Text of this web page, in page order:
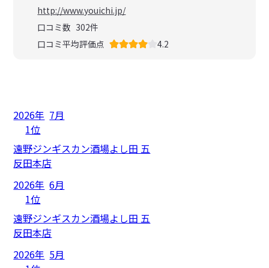
http://www.youichi.jp/
口コミ数 302件
口コミ平均評価点
4.2
2026年 7月
1位
遠野ジンギスカン酒場よし田 五
反田本店
2026年 6月
1位
遠野ジンギスカン酒場よし田 五
反田本店
2026年 5月